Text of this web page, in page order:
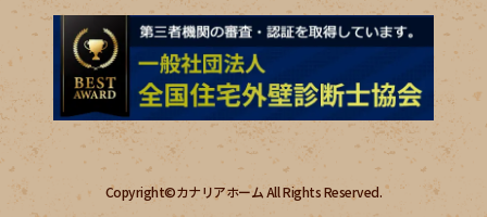
Copyright©カナリアホーム All Rights Reserved.